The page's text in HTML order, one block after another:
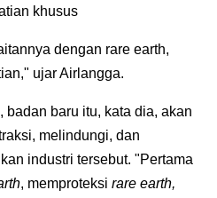
khusus
dengan rare earth,
ujar Airlangga.
badan baru itu, kata dia, akan
melindungi, dan
industri tersebut. "Pertama
, memproteksi rare earth,